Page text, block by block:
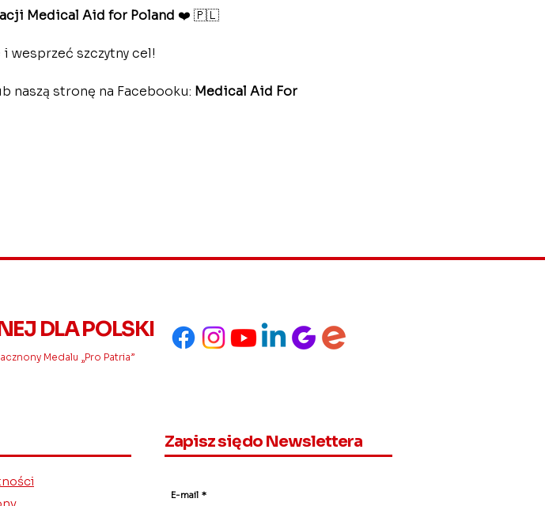
Medical Aid for Poland ❤️ 🇵🇱
wesprzeć szczytny cel!
naszą stronę na Facebooku: Medical Aid For
DLA POLSKI
Medalu „Pro Patria”
Zapisz się do Newslettera
E-mail *